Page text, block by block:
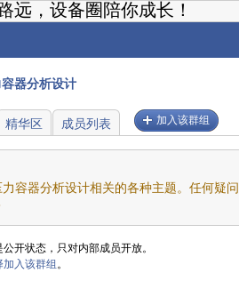
远，设备圈陪你成长！
器分析设计
精华区 成员列表 加入该群组
容器分析设计相关的各种主题。任何疑
开状态，只对内部成员开放。
加入该群组 。